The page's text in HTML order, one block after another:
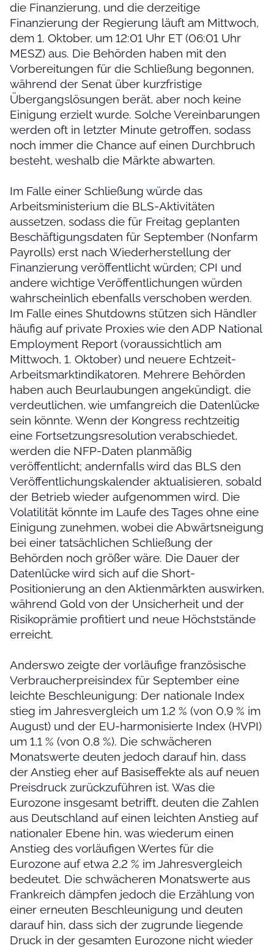
die Finanzierung, und die derzeitige
Finanzierung der Regierung läuft am Mittwoch,
dem 1. Oktober, um 12:01 Uhr ET (06:01 Uhr
MESZ) aus. Die Behörden haben mit den
Vorbereitungen für die Schließung begonnen,
während der Senat über kurzfristige
Übergangslösungen berät, aber noch keine
Einigung erzielt wurde. Solche Vereinbarungen
werden oft in letzter Minute getroffen, sodass
noch immer die Chance auf einen Durchbruch
besteht, weshalb die Märkte abwarten.
Im Falle einer Schließung würde das
Arbeitsministerium die BLS-Aktivitäten
aussetzen, sodass die für Freitag geplanten
Beschäftigungsdaten für September (Nonfarm
Payrolls) erst nach Wiederherstellung der
Finanzierung veröffentlicht würden; CPI und
andere wichtige Veröffentlichungen würden
wahrscheinlich ebenfalls verschoben werden.
Im Falle eines Shutdowns stützen sich Händler
häufig auf private Proxies wie den ADP National
Employment Report (voraussichtlich am
Mittwoch, 1. Oktober) und neuere Echtzeit-
Arbeitsmarktindikatoren. Mehrere Behörden
haben auch Beurlaubungen angekündigt, die
verdeutlichen, wie umfangreich die Datenlücke
sein könnte. Wenn der Kongress rechtzeitig
eine Fortsetzungsresolution verabschiedet,
werden die NFP-Daten planmäßig
veröffentlicht; andernfalls wird das BLS den
Veröffentlichungskalender aktualisieren, sobald
der Betrieb wieder aufgenommen wird. Die
Volatilität könnte im Laufe des Tages ohne eine
Einigung zunehmen, wobei die Abwärtsneigung
bei einer tatsächlichen Schließung der
Behörden noch größer wäre. Die Dauer der
Datenlücke wird sich auf die Short-
Positionierung an den Aktienmärkten auswirken,
während Gold von der Unsicherheit und der
Risikoprämie profitiert und neue Höchststände
erreicht.
Anderswo zeigte der vorläufige französische
Verbraucherpreisindex für September eine
leichte Beschleunigung: Der nationale Index
stieg im Jahresvergleich um 1,2 % (von 0,9 % im
August) und der EU-harmonisierte Index (HVPI)
um 1,1 % (von 0,8 %). Die schwächeren
Monatswerte deuten jedoch darauf hin, dass
der Anstieg eher auf Basiseffekte als auf neuen
Preisdruck zurückzuführen ist. Was die
Eurozone insgesamt betrifft, deuten die Zahlen
aus Deutschland auf einen leichten Anstieg auf
nationaler Ebene hin, was wiederum einen
Anstieg des vorläufigen Wertes für die
Eurozone auf etwa 2,2 % im Jahresvergleich
bedeutet. Die schwächeren Monatswerte aus
Frankreich dämpfen jedoch die Erzählung von
einer erneuten Beschleunigung und deuten
darauf hin, dass sich der zugrunde liegende
Druck in der gesamten Eurozone nicht wieder